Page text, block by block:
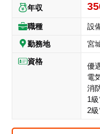
年収
職種 設
勤務地
宮
資格
優
電
消
1
2